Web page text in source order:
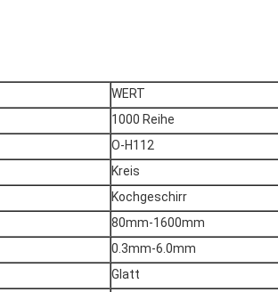
WERT
1000 Reihe
O-H112
Kreis
Kochgeschirr
80mm-1600mm
0.3mm-6.0mm
Glatt